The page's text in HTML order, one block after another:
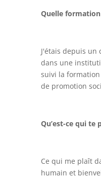
Quelle
J'étais depuis un
dans une
suivi la formation
de promotion
Qu’est-ce qui te
Ce qui me plaît
humain et